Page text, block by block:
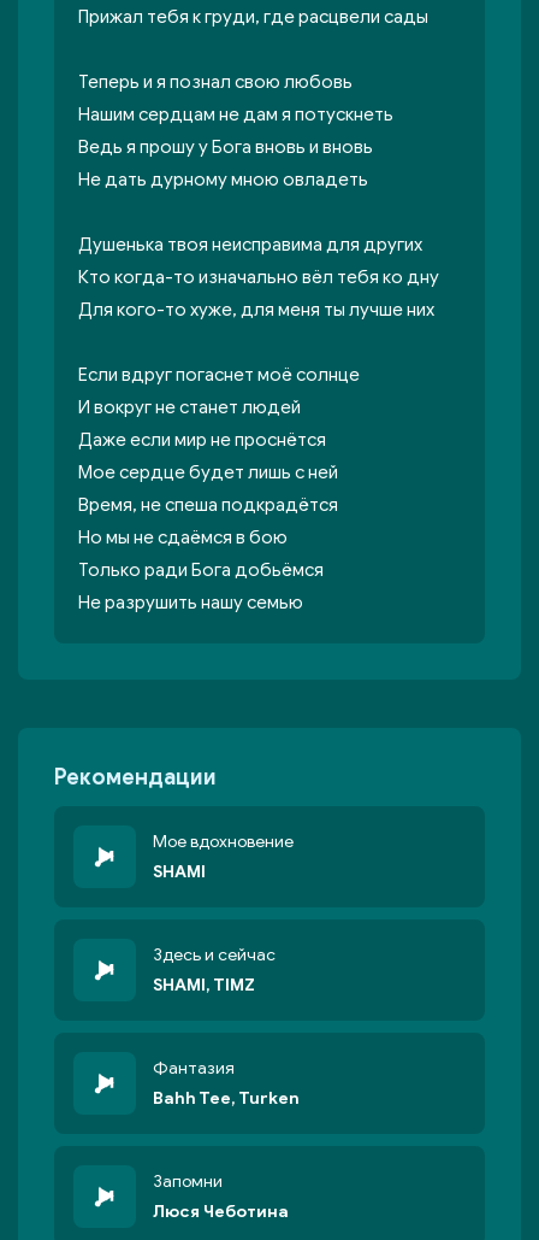
Прижал тебя к груди, где расцвели сады
Теперь и я познал свою любовь
Нашим сердцам не дам я потускнеть
Ведь я прошу у Бога вновь и вновь
Не дать дурному мною овладеть
Душенька твоя неисправима для других
Кто когда-то изначально вёл тебя ко дну
Для кого-то хуже, для меня ты лучше них
Если вдруг погаснет моё солнце
И вокруг не станет людей
Даже если мир не проснётся
Мое сердце будет лишь с ней
Время, не спеша подкрадётся
Но мы не сдаёмся в бою
Только ради Бога добьёмся
Не разрушить нашу семью
Рекомендации
Мое вдохновение
SHAMI
Здесь и сейчас
SHAMI, TIMZ
Фантазия
Bahh Tee, Turken
Запомни
Люся Чеботина